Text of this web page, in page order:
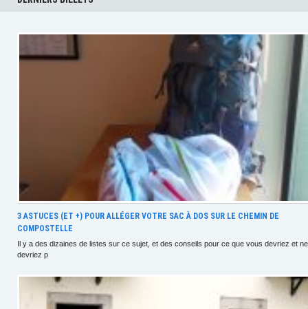
3 ASTUCES (ET +) POUR ALLÉGER VOTRE SAC À DOS SUR LE CHEMIN DE
COMPOSTELLE
Il y a des dizaines de listes sur ce sujet, et des conseils pour ce que vous devriez et ne
devriez p